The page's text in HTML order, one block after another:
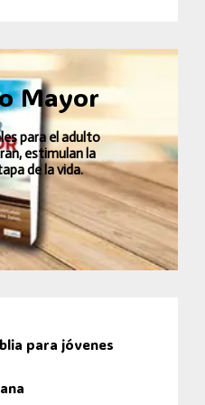
Mayor
para el adulto
estimulan la
de la vida.
para jóvenes